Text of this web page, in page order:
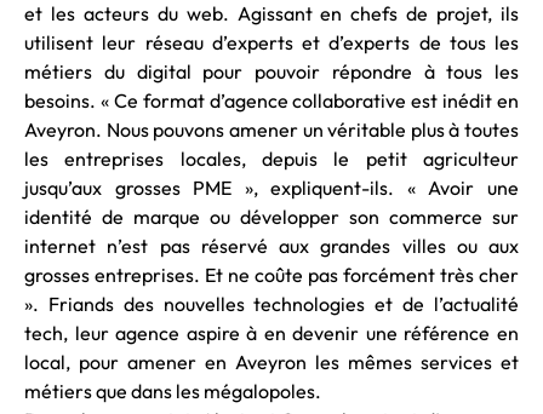
et les acteurs du web. Agissant en chefs de projet, ils
utilisent leur réseau d’experts et d’experts de tous les
métiers du digital pour pouvoir répondre à tous les
besoins. « Ce format d’agence collaborative est inédit en
Aveyron. Nous pouvons amener un véritable plus à toutes
les entreprises locales, depuis le petit agriculteur
jusqu’aux grosses PME », expliquent-ils. « Avoir une
identité de marque ou développer son commerce sur
internet n’est pas réservé aux grandes villes ou aux
grosses entreprises. Et ne coûte pas forcément très cher
». Friands des nouvelles technologies et de l’actualité
tech, leur agence aspire à en devenir une référence en
local, pour amener en Aveyron les mêmes services et
métiers que dans les mégalopoles.